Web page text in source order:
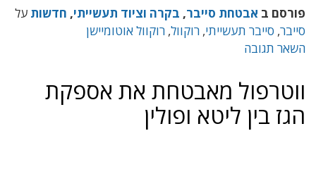
באבטחת סייבר,בקרה וציוד תעשייתי,חדשותעל
,סייבר תעשייתי,רוקוול,רוקוול אוטומיישן
תגובה
מאבטחת את אספקת
בין ליטא ופולין